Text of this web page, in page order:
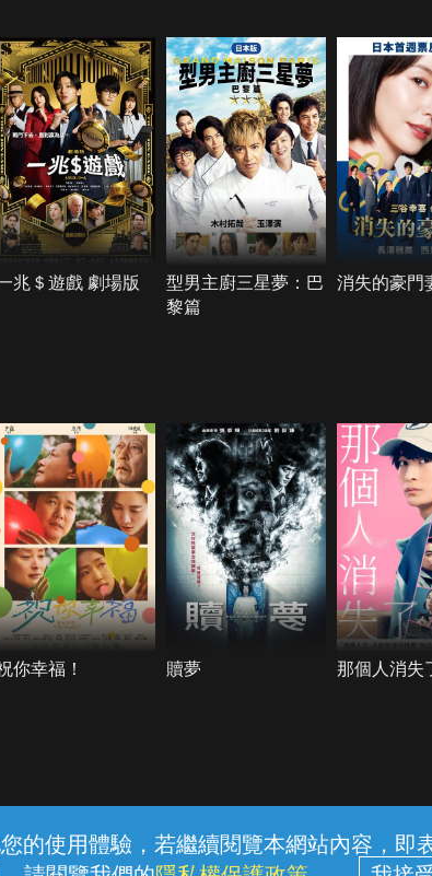
的使用體驗，若繼續閱覽本網站內容，即
兆＄遊戲 劇場版
型男主廚三星夢：巴
黎篇
消失的豪門
你幸福！ 贖夢 那個人消失
線上客服 服務條款 隱私權保護